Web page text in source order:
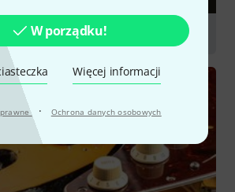
W porządku!
Więcej informacji
· Ochrona danych osobowych